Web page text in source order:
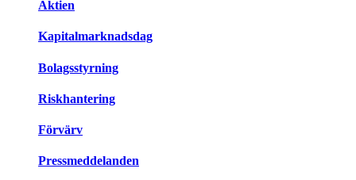
Aktien
Kapitalmarknadsdag
Bolagsstyrning
Riskhantering
Förvärv
Pressmeddelanden